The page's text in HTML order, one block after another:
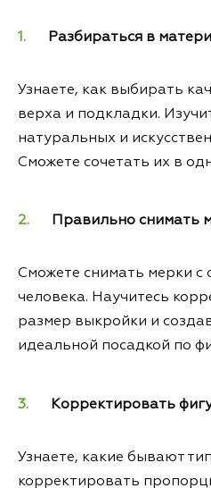
Разбираться в
Узнаете, как выбирать
верха и подкладки.
натуральных и
Сможете сочетать их в
Правильно снимать
Сможете снимать мерки с
человека. Научитесь
размер выкройки и
идеальной посадкой по
Корректировать
Узнаете, какие бывают
корректировать